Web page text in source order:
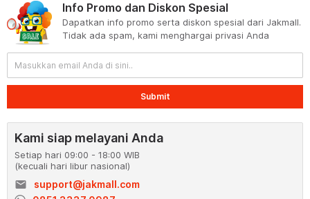
Info Promo dan Diskon Spesial
Dapatkan info promo serta diskon spesial dari Jakmall.
Tidak ada spam, kami menghargai privasi Anda
Submit
Kami siap melayani Anda
Setiap hari 09:00 - 18:00 WIB
(kecuali hari libur nasional)
email
support@jakmall.com